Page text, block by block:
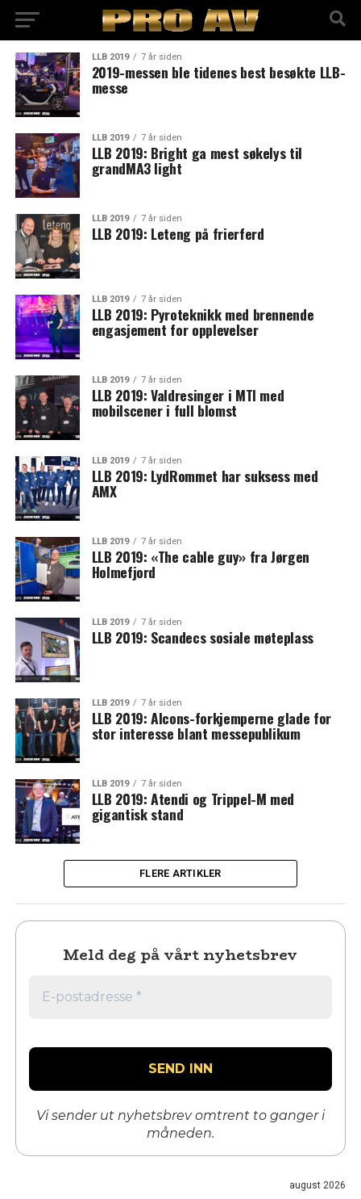
LLB 2019 7 år siden
2019-messen ble tidenes best besøkte LLB-
messe
LLB 2019 7 år siden
LLB 2019: Bright ga mest søkelys til
grandMA3 light
LLB 2019 7 år siden
LLB 2019: Leteng på frierferd
LLB 2019 7 år siden
LLB 2019: Pyroteknikk med brennende
engasjement for opplevelser
LLB 2019 7 år siden
LLB 2019: Valdresinger i MTI med
mobilscener i full blomst
LLB 2019 7 år siden
LLB 2019: LydRommet har suksess med
AMX
LLB 2019 7 år siden
LLB 2019: «The cable guy» fra Jørgen
Holmefjord
LLB 2019 7 år siden
LLB 2019: Scandecs sosiale møteplass
LLB 2019 7 år siden
LLB 2019: Alcons-forkjemperne glade for
stor interesse blant messepublikum
LLB 2019 7 år siden
LLB 2019: Atendi og Trippel-M med
gigantisk stand
FLERE ARTIKLER
Meld deg på vårt nyhetsbrev
Vi sender ut nyhetsbrev omtrent to ganger i
måneden.
august 2026